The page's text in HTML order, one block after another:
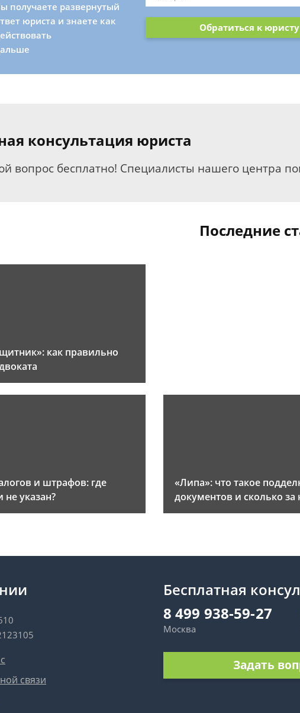
получаете развернутый
юриста и знаете как
Обратиться к юристу
консультация юриста
вопрос бесплатно! Специалисты нашего центра
Последние
как правильно
и штрафов: где
не указан?
«Липа»: что такое
документов и сколько за
связи
Бесплатная
8 499 938-59-27
Москва
Задать